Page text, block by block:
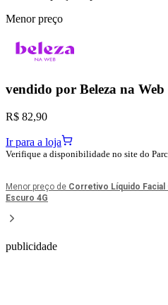
Menor preço
vendido por Beleza na Web
R$ 82,90
Ir para a loja
Verifique a disponibilidade no site do
Menor preço de Corretivo Líquido
Escuro 4G
publicidade